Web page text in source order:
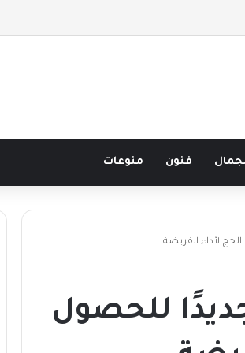
أبوظبي؟
فنون منوعات
لأداء الفريضة
للحصول